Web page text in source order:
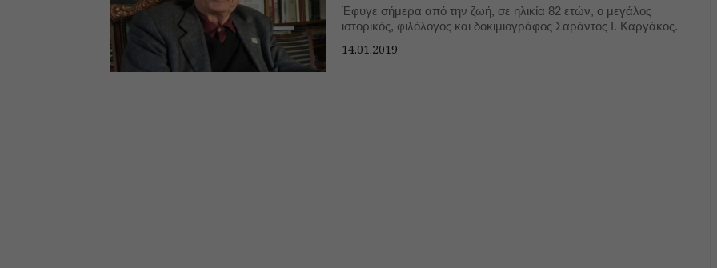
Έφυγε σήμερα από την ζωή, σε ηλικία 82 ετών, ο μεγάλος
ιστορικός, φιλόλογος και δοκιμιογράφος Σαράντος Ι. Καργάκος.
14.01.2019